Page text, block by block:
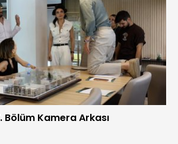
Bölüm Kamera Arkası